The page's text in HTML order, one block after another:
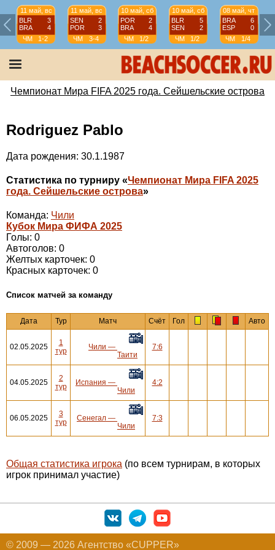
11 май, вс
BLR
3
BRA
4
ЧМ
1-2
11 май, вс
SEN
2
POR
3
ЧМ
3-4
10 май, сб
POR
2
BRA
4
ЧМ
1/2
10 май, сб
BLR
5
SEN
2
ЧМ
1/2
08 май, чт
BRA
6
ESP
0
ЧМ
1/4
Чемпионат Мира FIFA 2025 года. Сейшельские острова
Rodriguez Pablo
Дата рождения: 30.1.1987
Статистика по турниру «Чемпионат Мира FIFA 2025
года. Сейшельские острова»
Команда: Чили
Кубок Мира ФИФА 2025
Голы: 0
Автоголов: 0
Желтых карточек: 0
Красных карточек: 0
Cписок матчей за команду
Дата Тур Матч Счёт Гол Авто
02.05.2025
1
тур
Чили —
Таити
7:6
04.05.2025
2
тур
Испания —
Чили
4:2
06.05.2025
3
тур
Сенегал —
Чили
7:3
Общая статистика игрока (по всем турнирам, в которых
игрок принимал участие)
© 2009 — 2026 Агентство «CUPPER»